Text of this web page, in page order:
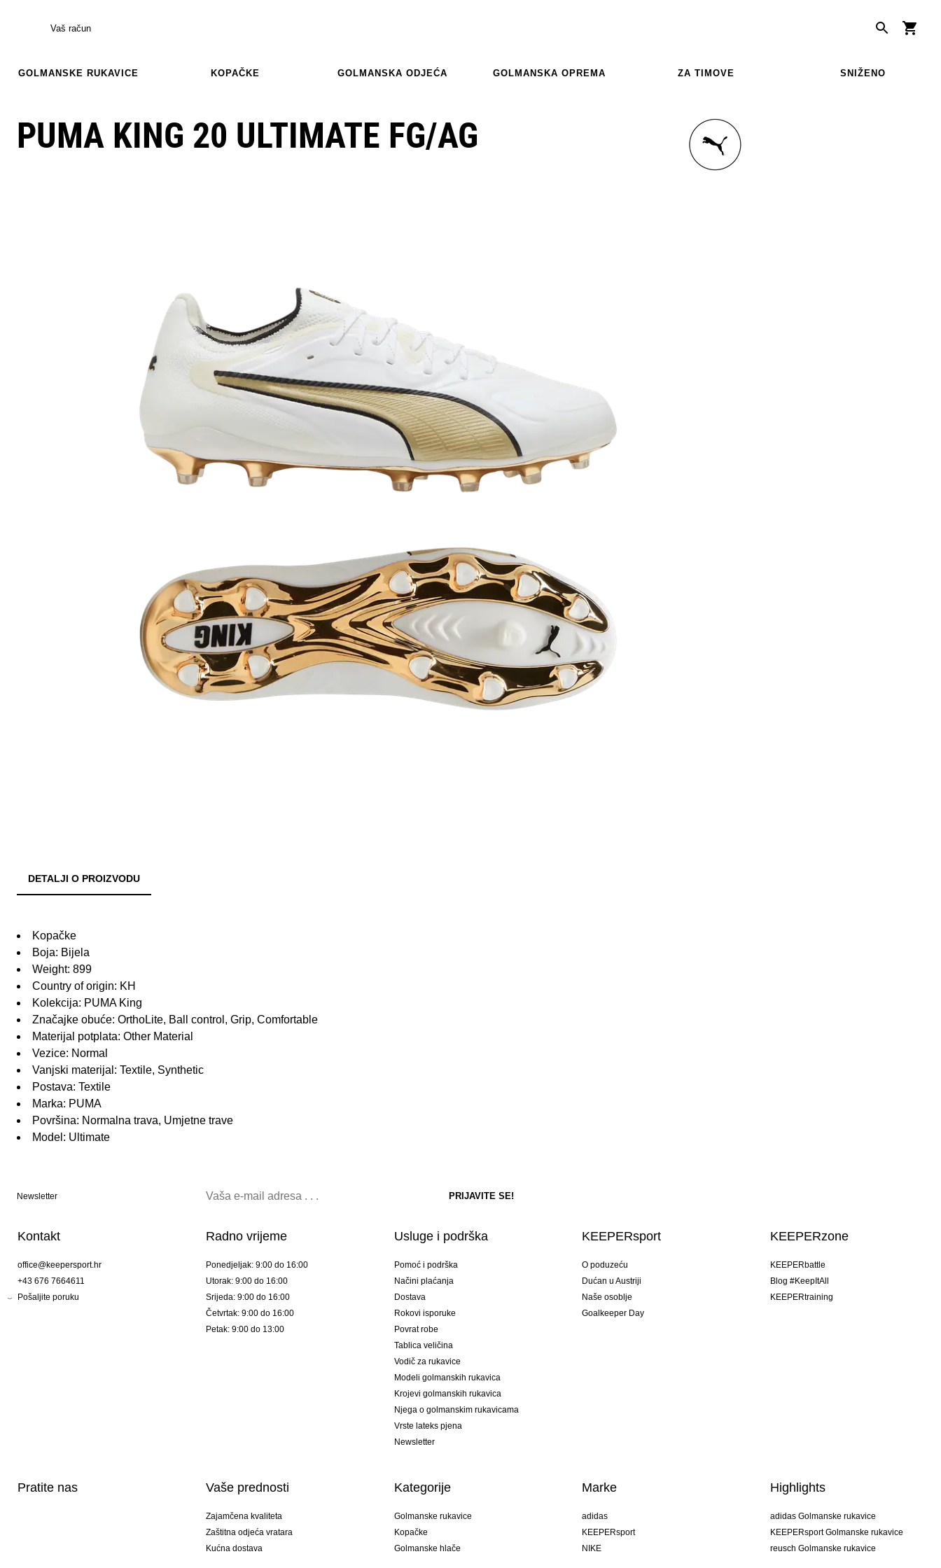
Vaš račun
GOLMANSKE RUKAVICE KOPAČKE GOLMANSKA ODJEĆA GOLMANSKA OPREMA ZA TIMOVE SNIŽENO
PUMA KING 20 ULTIMATE FG/AG
DETALJI O PROIZVODU
Kopačke
Boja: Bijela
Weight: 899
Country of origin: KH
Kolekcija: PUMA King
Značajke obuće: OrthoLite, Ball control, Grip, Comfortable
Materijal potplata: Other Material
Vezice: Normal
Vanjski materijal: Textile, Synthetic
Postava: Textile
Marka: PUMA
Površina: Normalna trava, Umjetne trave
Model: Ultimate
Newsletter
Kontakt
office@keepersport.hr
+43 676 7664611
Pošaljite poruku
Radno vrijeme
Ponedjeljak: 9:00 do 16:00
Utorak: 9:00 do 16:00
Srijeda: 9:00 do 16:00
Četvrtak: 9:00 do 16:00
Petak: 9:00 do 13:00
Usluge i podrška
Pomoć i podrška
Načini plaćanja
Dostava
Rokovi isporuke
Povrat robe
Tablica veličina
Vodič za rukavice
Modeli golmanskih rukavica
Krojevi golmanskih rukavica
Njega o golmanskim rukavicama
Vrste lateks pjena
Newsletter
KEEPERsport
O poduzeću
Dućan u Austriji
Naše osoblje
Goalkeeper Day
KEEPERzone
KEEPERbattle
Blog #KeepItAll
KEEPERtraining
Pratite nas Vaše prednosti
Zajamčena kvaliteta
Zaštitna odjeća vratara
Kućna dostava
Kategorije
Golmanske rukavice
Kopačke
Golmanske hlače
Marke
adidas
KEEPERsport
NIKE
Highlights
adidas Golmanske rukavice
KEEPERsport Golmanske rukavice
reusch Golmanske rukavice